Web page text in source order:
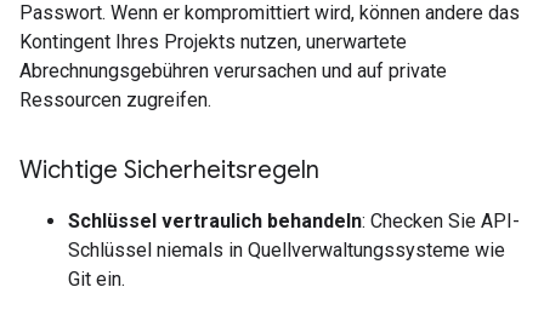
Passwort. Wenn er kompromittiert wird, können andere das
Kontingent Ihres Projekts nutzen, unerwartete
Abrechnungsgebühren verursachen und auf private
Ressourcen zugreifen.
Wichtige Sicherheitsregeln
Schlüssel vertraulich behandeln: Checken Sie API-
Schlüssel niemals in Quellverwaltungssysteme wie
Git ein.